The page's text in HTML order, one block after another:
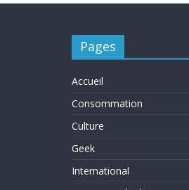
Pages
Accueil
Consommation
Culture
Geek
International